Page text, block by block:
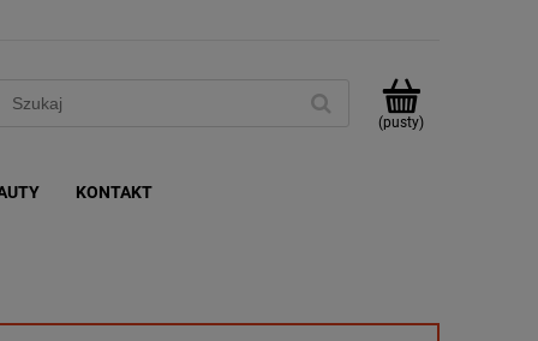
(pusty)
KONTAKT